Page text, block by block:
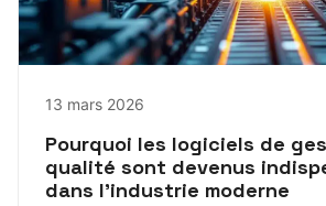
13 mars 2026
Pourquoi les logiciels de
qualité sont devenus
dans l’industrie moderne